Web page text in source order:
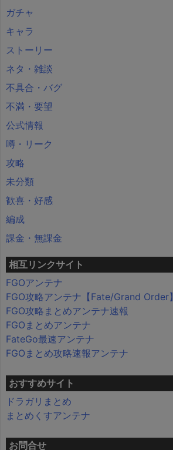
ガチャ
キャラ
ストーリー
ネタ・雑談
不具合・バグ
不満・要望
公式情報
噂・リーク
攻略
未分類
歓喜・好感
編成
課金・無課金
相互リンクサイト
FGOアンテナ
FGO攻略アンテナ【Fate/Grand Order】
FGO攻略まとめアンテナ速報
FGOまとめアンテナ
FateGo最速アンテナ
FGOまとめ攻略速報アンテナ
おすすめサイト
ドラガリまとめ
まとめくすアンテナ
お問合せ